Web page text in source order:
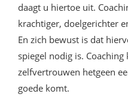
daagt u hiertoe uit.
krachtiger, doelgerichter
En zich bewust is dat
spiegel nodig is.
zelfvertrouwen hetgeen
goede komt.